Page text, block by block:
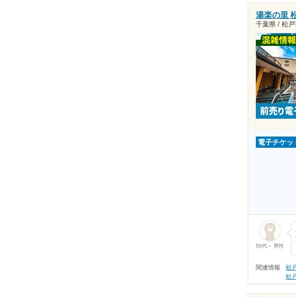
湯楽の里
千葉県 / 松
電子チケッ
50代～ 男性
関連情報 松
松